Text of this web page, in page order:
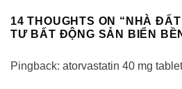
14 THOUGHTS ON “ NHÀ
TƯ BẤT ĐỘNG SẢN BIỂN
Pingback: atorvastatin 40 mg tablet